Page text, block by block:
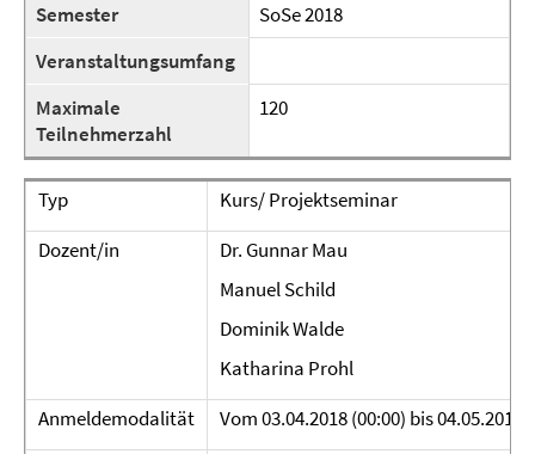
Semester
SoSe 2018
Veranstaltungsumfang
Maximale
Teilnehmerzahl
120
Typ
Kurs/ Projektseminar
Dozent/in
Dr. Gunnar Mau
Manuel Schild
Dominik Walde
Katharina Prohl
Anmeldemodalität
Vom 03.04.2018 (00:00) bis